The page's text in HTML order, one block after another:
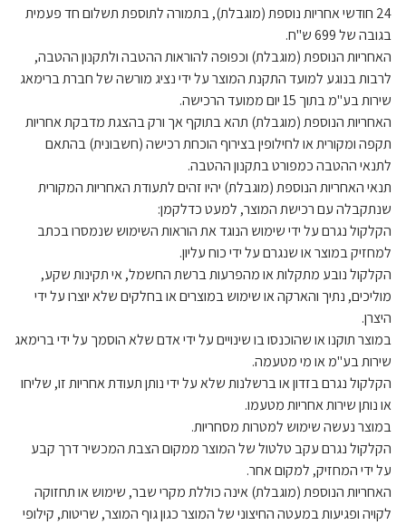
24 חודשי אחריות נוספת (מוגבלת), בתמורה לתוספת תשלום חד פעמית
בגובה של 699 ש"ח.
האחריות הנוספת (מוגבלת) וכפופה להוראות ההטבה ולתקנון ההטבה,
לרבות בנוגע למועד התקנת המוצר על ידי נציג מורשה של חברת ברימאג
שירות בע"מ בתוך 15 יום ממועד הרכישה.
האחריות הנוספת (מוגבלת) תהא בתוקף אך ורק בהצגת מדבקת אחריות
תקפה ומקורית או לחילופין בצירוף הוכחת רכישה (חשבונית) בהתאם
לתנאי ההטבה כמפורט בתקנון ההטבה.
תנאי האחריות הנוספת (מוגבלת) יהיו זהים לתעודת האחריות המקורית
שנתקבלה עם רכישת המוצר, למעט כדלקמן:
הקלקול נגרם על ידי שימוש הנוגד את הוראות השימוש שנמסרו בכתב
למחזיק במוצר או שנגרם על ידי כוח עליון.
הקלקול נובע מתקלות או מהפרעות ברשת החשמל, אי תקינות שקע,
מוליכים, נתיך והארקה או שימוש במוצרים או בחלקים שלא יוצרו על ידי
היצרן.
במוצר תוקנו או שהוכנסו בו שינויים על ידי אדם שלא הוסמך על ידי ברימאג
שירות בע"מ או מי מטעמה.
הקלקול נגרם בזדון או ברשלנות שלא על ידי נותן תעודת אחריות זו, שליחו
או נותן שירות אחריות מטעמו.
במוצר נעשה שימוש למטרות מסחריות.
הקלקול נגרם עקב טלטול של המוצר ממקום הצבת המכשיר דרך קבע
על ידי המחזיק, למקום אחר.
האחריות הנוספת (מוגבלת) אינה כוללת מקרי שבר, שימוש או תחזוקה
לקויה ופגיעות במעטה החיצוני של המוצר כגון גוף המוצר, שריטות, קילופי